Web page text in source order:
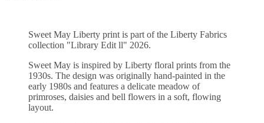
Sweet May Liberty print is part of the Liberty Fabrics
collection "Library Edit ll" 2026.
Sweet May is inspired by Liberty floral prints from the
1930s. The design was originally hand-painted in the
early 1980s and features a delicate meadow of
primroses, daisies and bell flowers in a soft, flowing
layout.